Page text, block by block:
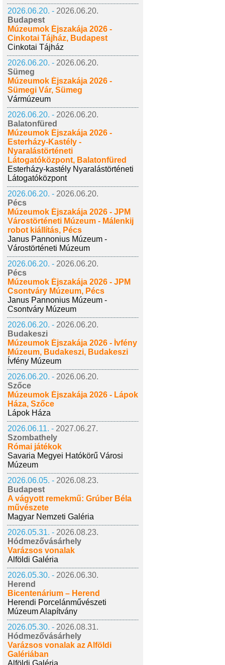
2026.06.20. - 2026.06.20.
Budapest
Múzeumok Éjszakája 2026 -
Cinkotai Tájház, Budapest
Cinkotai Tájház
2026.06.20. - 2026.06.20.
Sümeg
Múzeumok Éjszakája 2026 -
Sümegi Vár, Sümeg
Vármúzeum
2026.06.20. - 2026.06.20.
Balatonfüred
Múzeumok Éjszakája 2026 -
Esterházy-Kastély -
Nyaralástörténeti
Látogatóközpont, Balatonfüred
Esterházy-kastély Nyaralástörténeti
Látogatóközpont
2026.06.20. - 2026.06.20.
Pécs
Múzeumok Éjszakája 2026 - JPM
Várostörténeti Múzeum - Málenkij
robot kiállítás, Pécs
Janus Pannonius Múzeum -
Várostörténeti Múzeum
2026.06.20. - 2026.06.20.
Pécs
Múzeumok Éjszakája 2026 - JPM
Csontváry Múzeum, Pécs
Janus Pannonius Múzeum -
Csontváry Múzeum
2026.06.20. - 2026.06.20.
Budakeszi
Múzeumok Éjszakája 2026 - Ívfény
Múzeum, Budakeszi, Budakeszi
Ívfény Múzeum
2026.06.20. - 2026.06.20.
Szőce
Múzeumok Éjszakája 2026 - Lápok
Háza, Szőce
Lápok Háza
2026.06.11. - 2027.06.27.
Szombathely
Római játékok
Savaria Megyei Hatókörű Városi
Múzeum
2026.06.05. - 2026.08.23.
Budapest
A vágyott remekmű: Grúber Béla
művészete
Magyar Nemzeti Galéria
2026.05.31. - 2026.08.23.
Hódmezővásárhely
Varázsos vonalak
Alföldi Galéria
2026.05.30. - 2026.06.30.
Herend
Bicentenárium – Herend
Herendi Porcelánművészeti
Múzeum Alapítvány
2026.05.30. - 2026.08.31.
Hódmezővásárhely
Varázsos vonalak az Alföldi
Galériában
Alföldi Galéria